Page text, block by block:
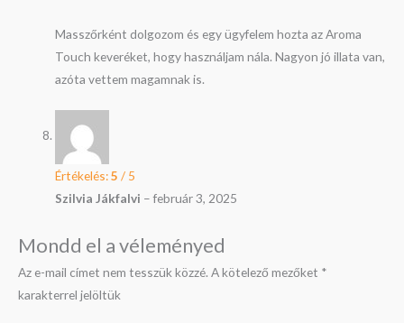
Masszőrként dolgozom és egy ügyfelem hozta az Aroma
Touch keveréket, hogy használjam nála. Nagyon jó illata van,
azóta vettem magamnak is.
Értékelés:5 / 5
Szilvia Jákfalvi – február 3, 2025
Mondd el a véleményed
Az e-mail címet nem tesszük közzé. A kötelező mezőket *
karakterrel jelöltük